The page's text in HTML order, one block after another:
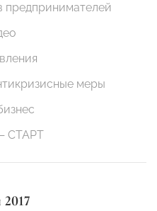
предпринимателей
меры
СТАРТ